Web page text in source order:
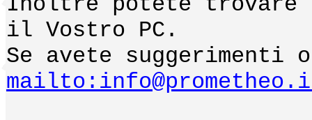
il Vostro PC.
Se avete suggerimenti